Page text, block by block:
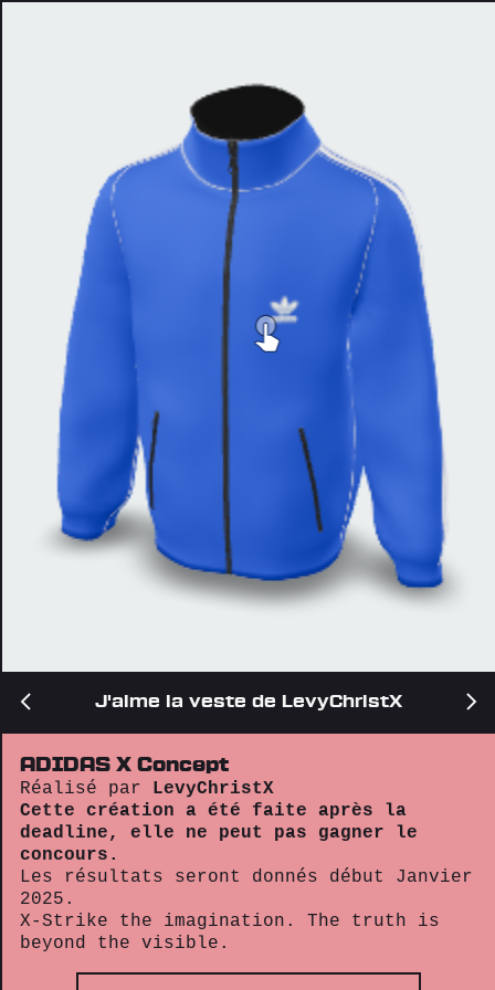
J'aime la veste de LevyChristX
ADIDAS X Concept
Réalisé par LevyChristX
Cette création a été faite après la
deadline, elle ne peut pas gagner le
concours.
Les résultats seront donnés début Janvier
2025.
X-Strike the imagination. The truth is
beyond the visible.